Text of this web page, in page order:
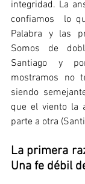
integridad. La
confiamos  lo
Palabra y las
Somos de
Santiago y
mostramos no
siendo
que el viento la
parte a otra
La primera
Una fe débil